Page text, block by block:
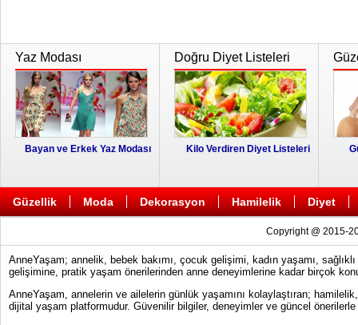
Yaz Modası
Bayan ve Erkek Yaz Modası
Doğru Diyet Listeleri
Kilo Verdiren Diyet Listeleri
Güzellik Moda Dekorasyon Hamilelik Diyet
Copyright @ 2015-
AnneYaşam; annelik, bebek bakımı, çocuk gelişimi, kadın yaşamı,
gelişimine, pratik yaşam önerilerinden anne deneyimlerine kadar birçok
AnneYaşam, annelerin ve ailelerin günlük yaşamını kolaylaştıran;
dijital yaşam platformudur. Güvenilir bilgiler, deneyimler ve güncel